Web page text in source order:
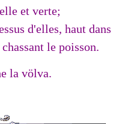
et verte;
d'elles, haut dans
le poisson.
la völva.